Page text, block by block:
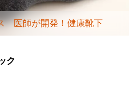
医師が開発！健康靴下
ク